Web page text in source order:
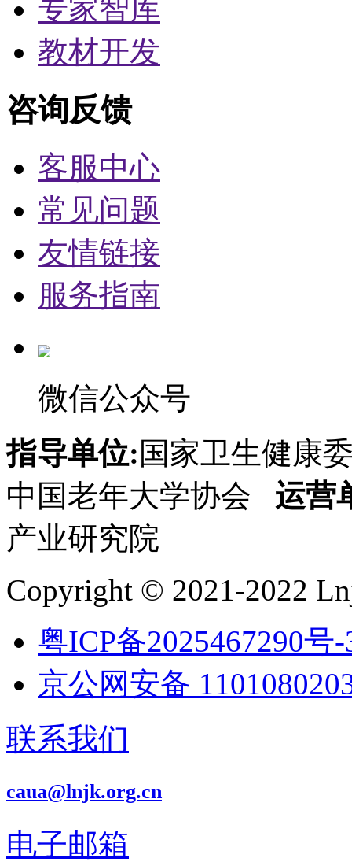
专家智库
教材开发
咨询反馈
客服中心
常见问题
友情链接
服务指南
微信公众号
指导单位:国家卫生健康
中国老年大学协会 运营
产业研究院
Copyright © 2021-2022
粤ICP备2025467290号-
京公网安备
联系我们
caua@lnjk.org.cn
电子邮箱